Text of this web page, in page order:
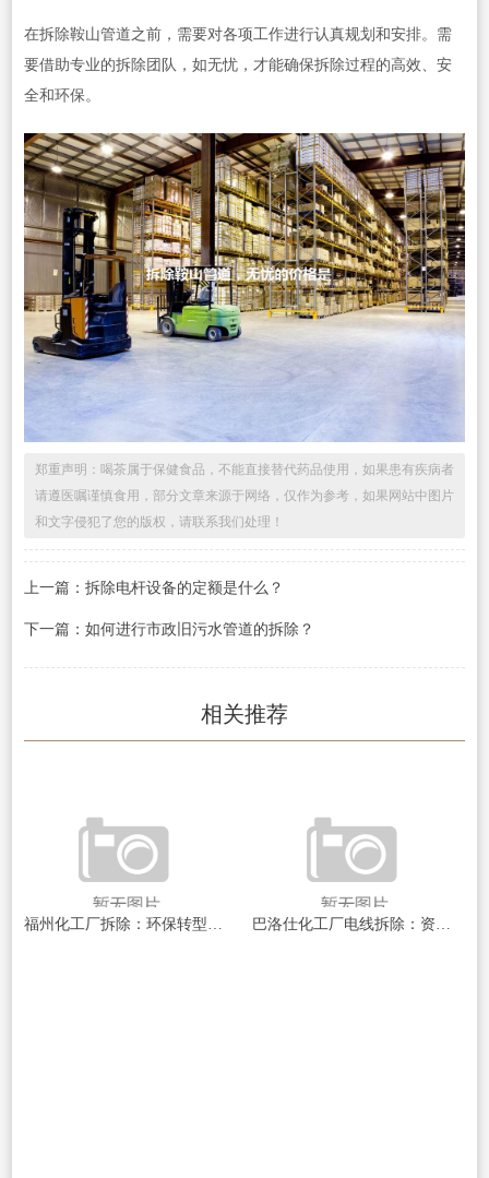
在拆除鞍山管道之前，需要对各项工作进行认真规划和安排。需
要借助专业的拆除团队，如无忧，才能确保拆除过程的高效、安
全和环保。
郑重声明：喝茶属于保健食品，不能直接替代药品使用，如果患有疾病者
请遵医嘱谨慎食用，部分文章来源于网络，仅作为参考，如果网站中图片
和文字侵犯了您的版权，请联系我们处理！
上一篇：拆除电杆设备的定额是什么？
下一篇：如何进行市政旧污水管道的拆除？
相关推荐
福州化工厂拆除：环保转型与都市更新的典范福州作为福建省会都市，近年来在都市进步和产业升级经过中，面临 巴洛仕化工厂电线拆除：资深过程与安全保障指南